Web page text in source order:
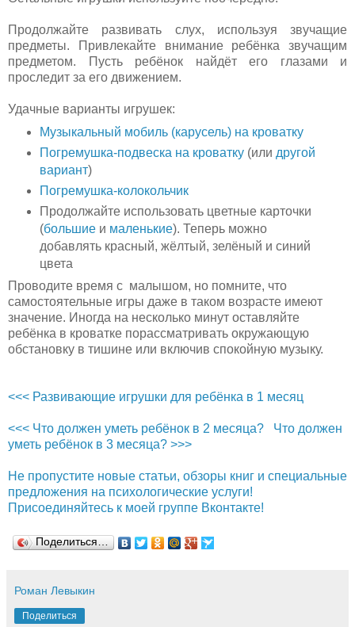
Продолжайте развивать слух, используя звучащие
предметы. Привлекайте внимание ребёнка звучащим
предметом. Пусть ребёнок найдёт его глазами и
проследит за его движением.
Удачные варианты игрушек:
Музыкальный мобиль (карусель) на кроватку
Погремушка-подвеска на кроватку(или другой
вариант)
Погремушка-колокольчик
Продолжайте использовать цветные карточки
(большиеи маленькие). Теперь можно
добавлять красный, жёлтый, зелёный и синий
цвета
Проводите время с малышом, но помните, что
самостоятельные игры даже в таком возрасте имеют
значение. Иногда на несколько минут оставляйте
ребёнка в кроватке порассматривать окружающую
обстановку в тишине или включив спокойную музыку.
<<< Развивающие игрушки для ребёнка в 1 месяц
<<< Что должен уметь ребёнок в 2 месяца?
Что должен
уметь ребёнок в 3 месяца? >>>
Не пропустите новые статьи, обзоры книг и специальные
предложения на психологические услуги!
Присоединяйтесь к моей группе Вконтакте!
Поделиться…
Роман Левыкин
Поделиться